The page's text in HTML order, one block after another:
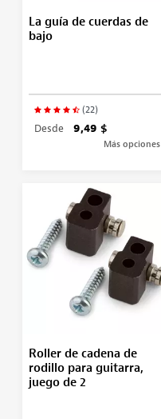
La guía de cuerdas de
bajo
(22)
Desde 9,49 $
Más opciones
Roller de cadena de
rodillo para guitarra,
juego de 2